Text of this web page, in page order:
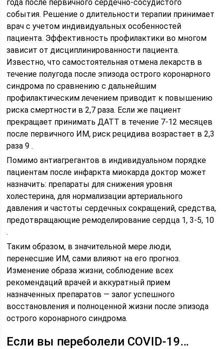
года после первичного сердечно-сосудистого
события. Решение о длительности терапии принимает
врач с учетом индивидуальных особенностей
пациента. Эффективность профилактики во многом
зависит от дисциплинированности пациента.
Известно, что самостоятельная отмена лекарств в
течение полугода после эпизода острого коронарного
синдрома по сравнению с дальнейшим
профилактическим лечением приводит к повышению
риска смертности в 2,7 раза. Если же пациент
прекращает принимать ДАТТ в течение 7-12 месяцев
после первичного ИМ, риск рецидива возрастает в 2,3
раза 9 .
Помимо антиагрегантов в индивидуальном порядке
пациентам после инфаркта миокарда доктор может
назначить: препараты для снижения уровня
холестерина, для нормализации артериального
давления и частоты сердечных сокращений, средства,
предотвращающие ремоделирование сердца 1, 3-5, 10
.
Таким образом, в значительной мере люди,
перенесшие ИМ, сами влияют на его прогноз.
Изменение образа жизни, соблюдение всех
рекомендаций врачей и аккуратный прием
назначенных препаратов — залог успешного
восстановления и полноценной жизни после эпизода
острого коронарного синдрома.
Если вы переболели COVID-19…